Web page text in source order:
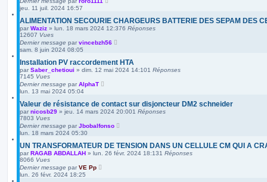
jeu. 11 juil. 2024 16:57
ALIMENTATION SECOURIE CHARGEURS BATTERIE DES SEPAM DES
par Waziz » lun. 18 mars 2024 12:376 Réponses
12607 Vues
Dernier message par vincebzh56
sam. 8 juin 2024 08:05
Installation PV raccordement HTA
par Saber_chetioui » dim. 12 mai 2024 14:101 Réponses
7145 Vues
Dernier message par AlphaT
lun. 13 mai 2024 05:04
Valeur de résistance de contact sur disjoncteur DM2 schneider
par nicosb29 » jeu. 14 mars 2024 20:001 Réponses
7803 Vues
Dernier message par Jbobalfonso
lun. 18 mars 2024 05:30
UN TRANSFORMATEUR DE TENSION DANS UN CELLULE CM QUI A
par RAGAB ABDALLAH » lun. 26 févr. 2024 18:131 Réponses
8066 Vues
Dernier message par VE Pp
lun. 26 févr. 2024 18:25